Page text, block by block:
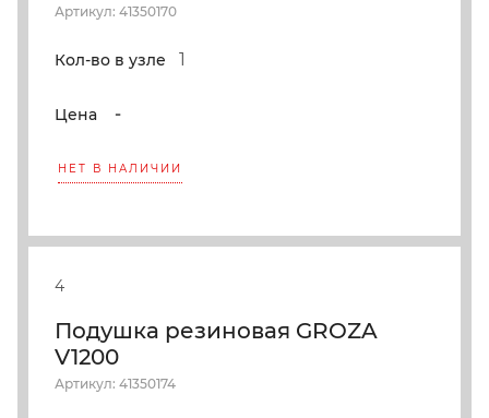
Артикул: 41350170
Кол-во в узле 1
Цена -
НЕТ В НАЛИЧИИ
4
Подушка резиновая GROZA
V1200
Артикул: 41350174